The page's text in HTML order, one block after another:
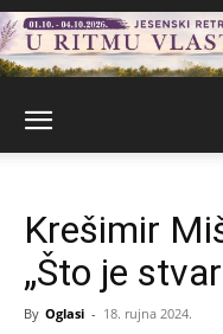
Krešimir
„Što je
By Oglasi - 18. rujna 2024.